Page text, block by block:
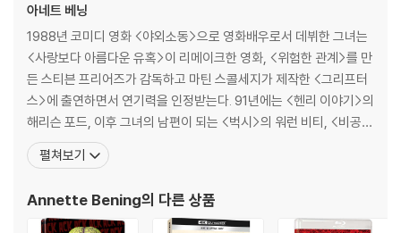
아네트 베닝
1988년 코미디 영화 <야외소동>으로 영화배우로서 데뷔한 그녀는
<사랑보다 아름다운 유혹>이 리메이크한 영화, <위험한 관계>를 만
든 스티븐 프리어즈가 감독하고 마틴 스콜세지가 제작한 <그리프터
스>에 출연하면서 연기력을 인정받는다. 91년에는 <헨리 이야기>의
해리슨 포드, 이후 그녀의 남편이 되는 <벅시>의 워런 비티, <비공개
>의 로버트 드 니로와 함께 출연해 할리우드의 쟁쟁한 배우들과 연속
적으로 공연하게 된다. 94년에는 또다시 워런 비티와 함께 아름다운
척이나 아름다운 모습으로 등장한다. 그 후에도
펼쳐보기
Annette Bening의 다른 상품